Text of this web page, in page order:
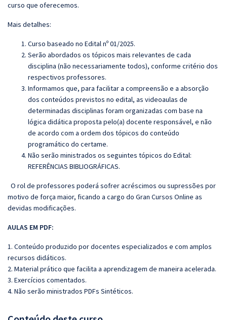
curso que oferecemos.
Mais detalhes:
Curso baseado no Edital nº 01/2025.
Serão abordados os tópicos mais relevantes de cada
disciplina (não necessariamente todos), conforme critério dos
respectivos professores.
Informamos que, para facilitar a compreensão e a absorção
dos conteúdos previstos no edital, as videoaulas de
determinadas disciplinas foram organizadas com base na
lógica didática proposta pelo(a) docente responsável, e não
de acordo com a ordem dos tópicos do conteúdo
programático do certame.
Não serão ministrados os seguintes tópicos do Edital:
REFERÊNCIAS BIBLIOGRÁFICAS.
O rol de professores poderá sofrer acréscimos ou supressões por
motivo de força maior, ficando a cargo do Gran Cursos Online as
devidas modificações.
AULAS EM PDF:
1. Conteúdo produzido por docentes especializados e com amplos
recursos didáticos.
2. Material prático que facilita a aprendizagem de maneira acelerada.
3. Exercícios comentados.
4. Não serão ministrados PDFs Sintéticos.